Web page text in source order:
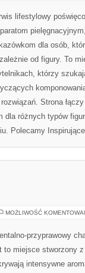
lifestylowy
dla osób,
od figury. To
którzy
Strona
różnych typów
Polecamy
MOŻLIWOŚĆ
przyprawowy
to miejsce stworzony
intensywne